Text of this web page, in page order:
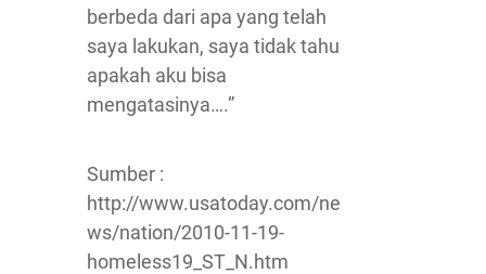
berbeda dari apa yang telah
saya lakukan, saya tidak tahu
apakah aku bisa
mengatasinya….”
Sumber :
http://www.usatoday.com/ne
ws/nation/2010-11-19-
homeless19_ST_N.htm